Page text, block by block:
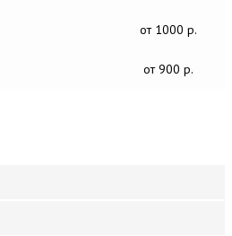
от 1000 р.
от 900 р.